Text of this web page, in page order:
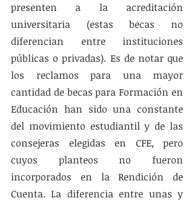
presenten a la acreditación
universitaria (estas becas no
diferencian entre instituciones
públicas o privadas). Es de notar que
los reclamos para una mayor
cantidad de becas para Formación en
Educación han sido una constante
del movimiento estudiantil y de las
consejeras elegidas en CFE, pero
cuyos planteos no fueron
incorporados en la Rendición de
Cuenta. La diferencia entre unas y